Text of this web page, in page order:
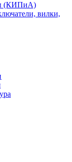
(КИПиА)
вилки,